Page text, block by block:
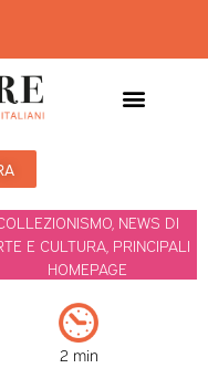
, NEWS DI
E CULTURA, PRINCIPALI
HOMEPAGE
2 min